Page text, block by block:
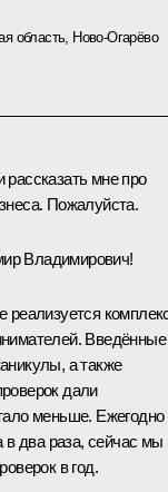
область, Ново-Огарёво
мне про
Пожалуйста.
Владимирович!
реализуется
Введённые
а также
дали
меньше. Ежегодно
в два раза, сейчас мы
в год.